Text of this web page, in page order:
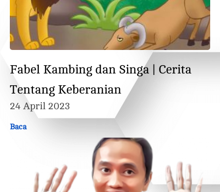
Fabel Kambing dan Singa | Cerita
Tentang Keberanian
24 April 2023
Baca